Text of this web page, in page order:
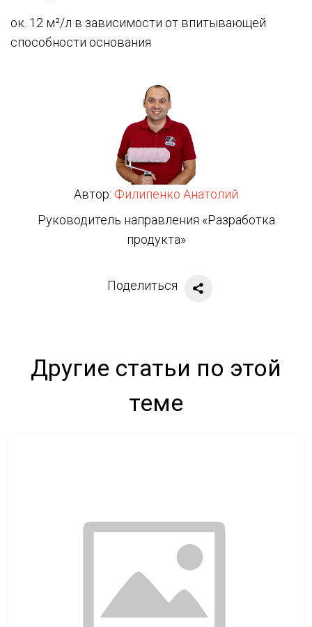
ок. 12 м²/л в зависимости от впитывающей
способности основания
Автор: Филипенко Анатолий
Руководитель направления «Разработка
продукта»
Поделиться
Другие статьи по этой
теме